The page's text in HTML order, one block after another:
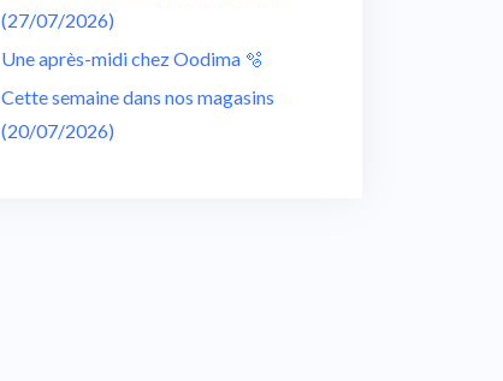
(27/07/2026)
Une après-midi chez Oodima 🫧
Cette semaine dans nos magasins
(20/07/2026)